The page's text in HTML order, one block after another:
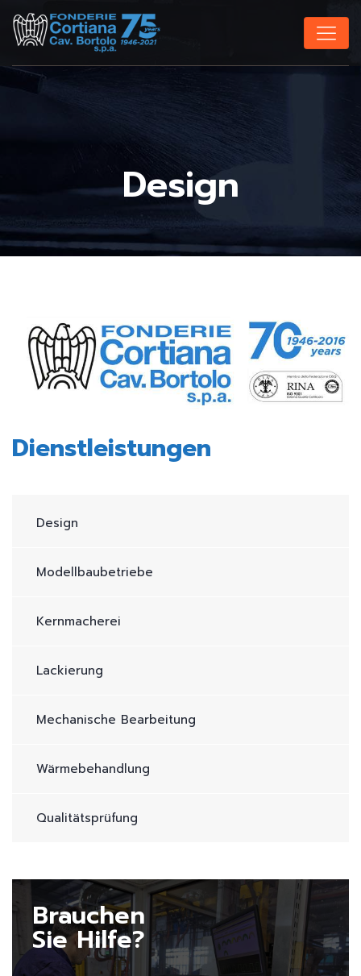
Design
Dienstleistungen
Design
Modellbaubetriebe
Kernmacherei
Lackierung
Mechanische Bearbeitung
Wärmebehandlung
Qualitätsprüfung
Brauchen
Sie Hilfe?